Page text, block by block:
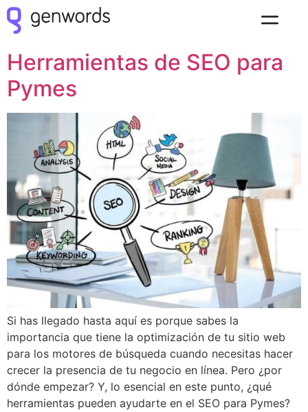
Etiqueta:
Herramientas de SEO para
Pymes
Si has llegado hasta aquí es porque sabes la
importancia que tiene la optimización de tu sitio web
para los motores de búsqueda cuando necesitas hacer
crecer la presencia de tu negocio en línea. Pero ¿por
dónde empezar? Y, lo esencial en este punto, ¿qué
herramientas pueden ayudarte en el SEO para Pymes?